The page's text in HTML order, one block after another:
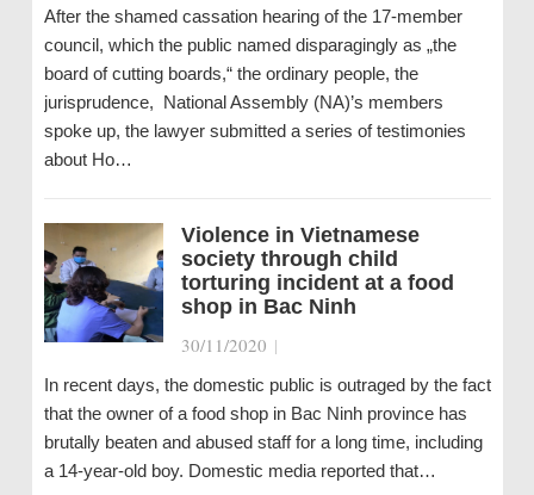
After the shamed cassation hearing of the 17-member
council, which the public named disparagingly as „the
board of cutting boards,“ the ordinary people, the
jurisprudence, National Assembly (NA)’s members
spoke up, the lawyer submitted a series of testimonies
about Ho…
Violence in Vietnamese
society through child
torturing incident at a food
shop in Bac Ninh
30/11/2020 |
In recent days, the domestic public is outraged by the fact
that the owner of a food shop in Bac Ninh province has
brutally beaten and abused staff for a long time, including
a 14-year-old boy. Domestic media reported that…